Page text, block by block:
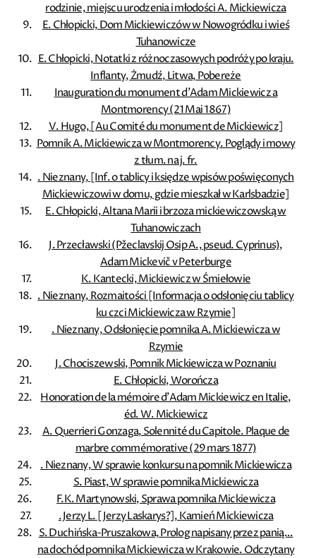
rodzinie, miejscu urodzenia i młodości A. Mickiewicza
E. Chłopicki, Dom Mickiewiczów w Nowogródku i wieś
Tuhanowicze
E. Chłopicki, Notatki z różnoczasowych podróży po kraju.
Inflanty, Żmudź, Litwa, Pobereże
Inauguration du monument d'Adam Mickiewicz a
Montmorency (21 Mai 1867)
V. Hugo, [Au Comité du monument de Mickiewicz]
Pomnik A. Mickiewicza w Montmorency. Poglądy i mowy
z tłum. na j. fr.
. Nieznany, [Inf. o tablicy i księdze wpisów poświęconych
Mickiewiczowi w domu, gdzie mieszkał w Karlsbadzie]
E. Chłopicki, Altana Marii i brzoza mickiewiczowską w
Tuhanowiczach
J. Przecławski (Pžeclavskij Osip A., pseud. Cyprinus),
Adam Mickevič v Peterburge
K. Kantecki, Mickiewicz w Śmiełowie
. Nieznany, Rozmaitości [Informacja o odsłonięciu tablicy
ku czci Mickiewicza w Rzymie]
. Nieznany, Odsłonięcie pomnika A. Mickiewicza w
Rzymie
J. Chociszewski, Pomnik Mickiewicza w Poznaniu
E. Chłopicki, Worończa
Honoration de la mémoire d'Adam Mickiewicz en Italie,
éd. W. Mickiewicz
A. Querrieri Gonzaga, Solennité du Capitole. Plaque de
marbre commémorative (29 mars 1877)
. Nieznany, W sprawie konkursu na pomnik Mickiewicza
S. Piast, W sprawie pomnika Mickiewicza
F.K. Martynowski, Sprawa pomnika Mickiewicza
. Jerzy L. [Jerzy Laskarys?], Kamień Mickiewicza
S. Duchińska-Pruszakowa, Prolog napisany przez panią...
na dochód pomnika Mickiewicza w Krakowie. Odczytany